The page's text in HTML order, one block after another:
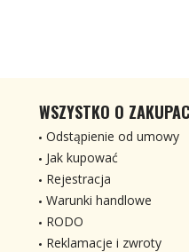
WSZYSTKO O
Odstąpienie od umowy
Jak kupować
Rejestracja
Warunki handlowe
RODO
Reklamacje i zwroty